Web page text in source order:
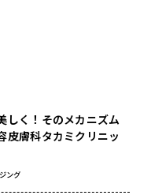
しく！そのメカニズム
皮膚科タカミクリニッ
ング